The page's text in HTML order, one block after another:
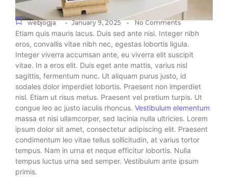
webjogja - January 9, 2025 - No Comments
Etiam quis mauris lacus. Duis sed ante nisi. Integer nibh
eros, convallis vitae nibh nec, egestas lobortis ligula.
Integer viverra accumsan ante, eu viverra elit suscipit
vitae. In a eros elit. Duis eget ante mattis, varius nisl
sagittis, fermentum nunc. Ut aliquam purus justo, id
sodales dolor imperdiet lobortis. Praesent non imperdiet
nisl. Etiam ut risus metus. Praesent vel pretium turpis. Ut
congue leo ac justo iaculis rhoncus. Vestibulum elementum
massa et nisi ullamcorper, sed lacinia nulla ultricies. Lorem
ipsum dolor sit amet, consectetur adipiscing elit. Praesent
condimentum leo vitae tellus sollicitudin, at varius tortor
tempus. Nam in urna et neque efficitur lobortis. Nulla
tempus luctus urna sed semper. Vestibulum ante ipsum
primis.